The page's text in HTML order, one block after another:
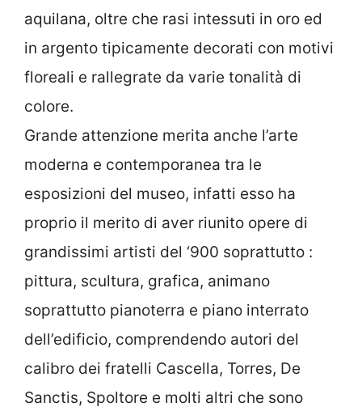
aquilana, oltre che rasi intessuti in oro ed
in argento tipicamente decorati con motivi
floreali e rallegrate da varie tonalità di
colore.
Grande attenzione merita anche l’arte
moderna e contemporanea tra le
esposizioni del museo, infatti esso ha
proprio il merito di aver riunito opere di
grandissimi artisti del ‘900 soprattutto :
pittura, scultura, grafica, animano
soprattutto pianoterra e piano interrato
dell’edificio, comprendendo autori del
calibro dei fratelli Cascella, Torres, De
Sanctis, Spoltore e molti altri che sono